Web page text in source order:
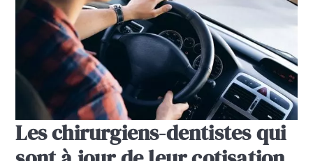
Les chirurgiens-dentistes qui